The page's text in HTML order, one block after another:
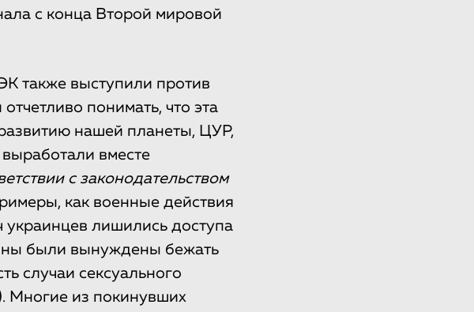
с конца Второй мировой
также выступили против
понимать, что эта
нашей планеты, ЦУР,
вместе
с законодательством
как военные действия
украинцев лишились доступа
были вынуждены бежать
случаи сексуального
Многие из покинувших